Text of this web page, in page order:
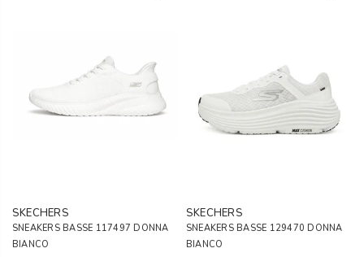
SKECHERS
SNEAKERS BASSE 117497 DONNA
BIANCO
SKECHERS
SNEAKERS BASSE 129470 DONNA
BIANCO